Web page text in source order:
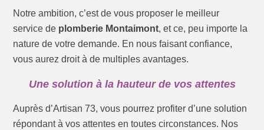
Notre ambition, c’est de vous proposer le meilleur
service de plomberie Montaimont, et ce, peu importe la
nature de votre demande. En nous faisant confiance,
vous aurez droit à de multiples avantages.
Une solution à la hauteur de vos attentes
Auprès d’Artisan 73, vous pourrez profiter d’une solution
répondant à vos attentes en toutes circonstances. Nos